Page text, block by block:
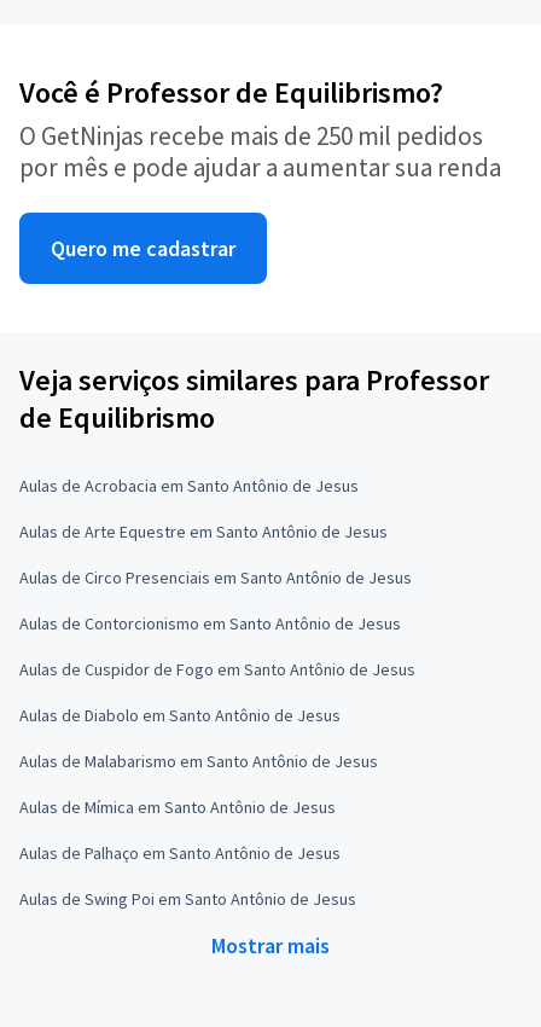
Você é Professor de Equilibrismo?
O GetNinjas recebe mais de 250 mil pedidos
por mês e pode ajudar a aumentar sua renda
Quero me cadastrar
Veja serviços similares para Professor
de Equilibrismo
Aulas de Acrobacia em Santo Antônio de Jesus
Aulas de Arte Equestre em Santo Antônio de Jesus
Aulas de Circo Presenciais em Santo Antônio de Jesus
Aulas de Contorcionismo em Santo Antônio de Jesus
Aulas de Cuspidor de Fogo em Santo Antônio de Jesus
Aulas de Diabolo em Santo Antônio de Jesus
Aulas de Malabarismo em Santo Antônio de Jesus
Aulas de Mímica em Santo Antônio de Jesus
Aulas de Palhaço em Santo Antônio de Jesus
Aulas de Swing Poi em Santo Antônio de Jesus
Mostrar mais